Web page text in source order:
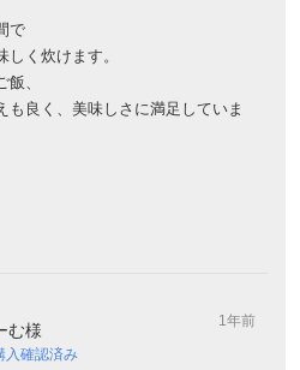
で
く炊けます。
、
も良く、美味しさに満足していま
む様
入確認済み
1年前